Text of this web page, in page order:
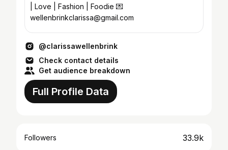
| Love | Fashion | Foodie 💌
wellenbrinkclarissa@gmail.com
@clarissawellenbrink
Check contact details
Get audience breakdown
Full Profile Data
Followers 33.9k